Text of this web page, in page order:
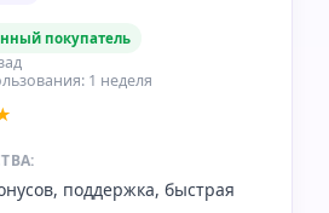
покупатель
1 неделя
поддержка, быстрая